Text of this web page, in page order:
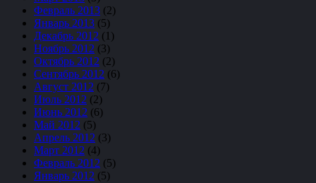
Февраль 2013 (2)
Январь 2013 (5)
Декабрь 2012 (1)
Ноябрь 2012 (3)
Октябрь 2012 (2)
Сентябрь 2012 (6)
Август 2012 (7)
Июль 2012 (2)
Июнь 2012 (6)
Май 2012 (5)
Апрель 2012 (3)
Март 2012 (4)
Февраль 2012 (5)
Январь 2012 (5)